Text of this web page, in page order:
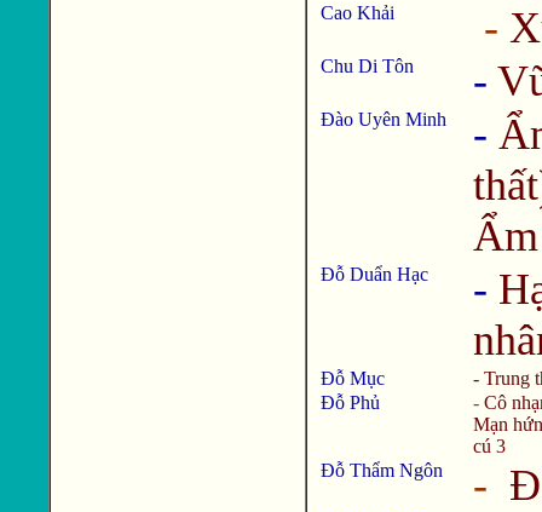
Cao Khải -
Chu Di Tôn -
Đào Uyên Minh -
Đỗ Duẩn Hạc -
Đỗ Mục - Trung
Đỗ Phủ
- Cô
Mạn
cú 3
Đỗ Thẩm Ngôn
-